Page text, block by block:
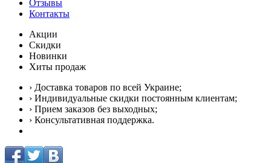
Отзывы
Контакты
Акции
Скидки
Новинки
Хиты продаж
› Доставка товаров по всей Украине;
› Индивидуальные скидки постоянным клиентам;
› Прием заказов без выходных;
› Консультативная поддержка.